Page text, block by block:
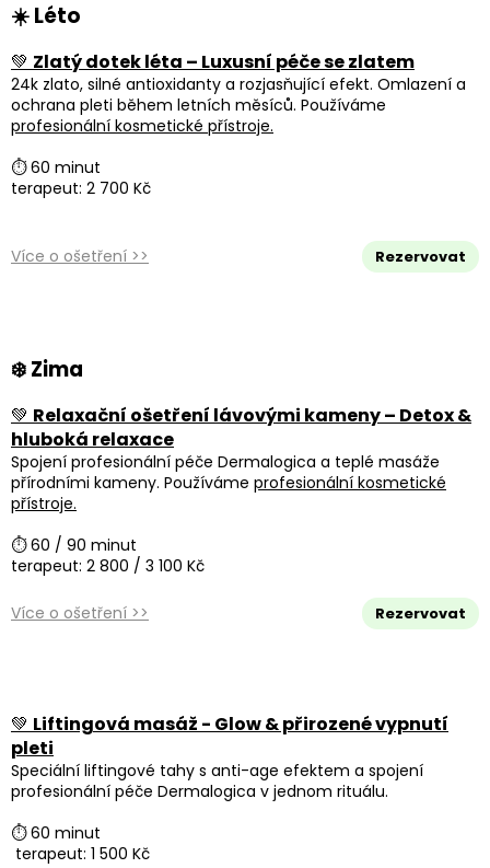
☀️ Léto
💚 Zlatý dotek léta – Luxusní péče se zlatem
24k zlato, silné antioxidanty a rozjasňující efekt. Omlazení a
ochrana pleti během letních měsíců. Používáme
profesionální kosmetické přístroje.
⏱ 60 minut
terapeut: 2 700 Kč
Více o ošetření >> Rezervovat
❄️ Zima
💚 Relaxační ošetření lávovými kameny – Detox &
hluboká relaxace
Spojení profesionální péče Dermalogica a teplé masáže
přírodními kameny. Používáme profesionální kosmetické
přístroje.
⏱ 60 / 90 minut
terapeut: 2 800 / 3 100 Kč
Více o ošetření >> Rezervovat
💚 Liftingová masáž - Glow & přirozené vypnutí
pleti
Speciální liftingové tahy s anti-age efektem a spojení
profesionální péče Dermalogica v jednom rituálu.
⏱ 60 minut
terapeut: 1 500 Kč